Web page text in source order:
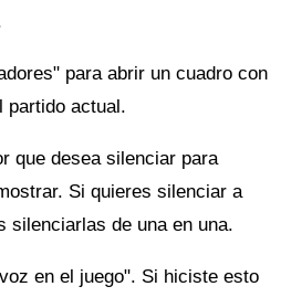
para abrir un cuadro con
partido actual.
que desea silenciar para
Si quieres silenciar a
silenciarlas de una en una.
en el juego". Si hiciste esto